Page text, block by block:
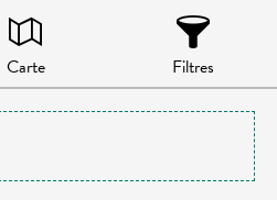
Carte Filtres